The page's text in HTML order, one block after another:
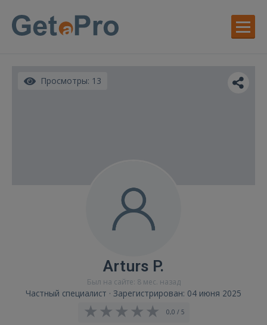
Просмотры: 13
Arturs P.
Был на сайте: 8 мес. назад
Частный специалист · Зарегистрирован: 04 июня 2025
0,0 / 5